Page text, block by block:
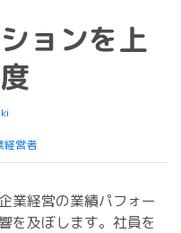
ョンを上
経営者
業経営の業績パフォー
を及ぼします。社員を